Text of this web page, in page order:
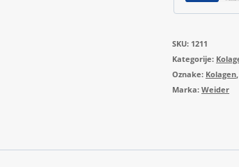
SKU: 1211
Kategorije:
Oznake: Kolagen
Marka:Weider